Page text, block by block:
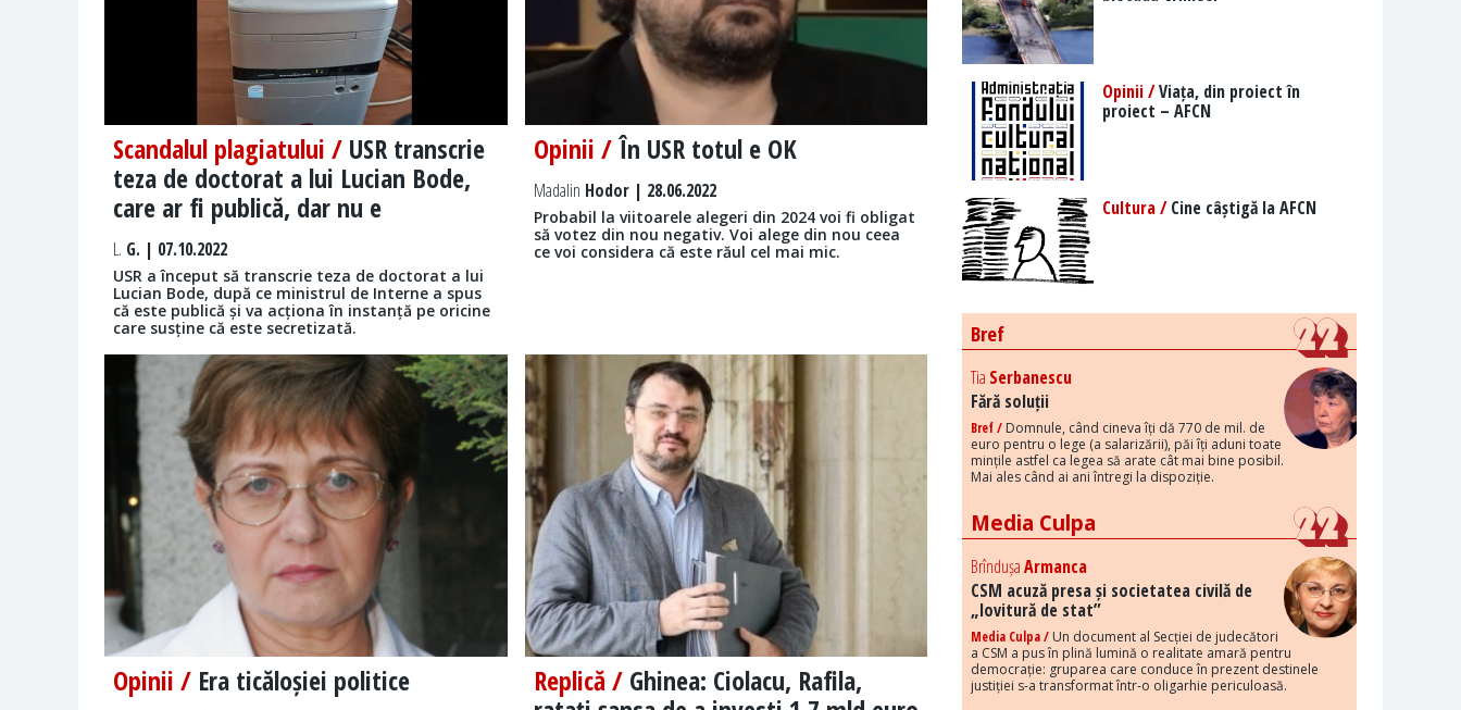
Scandalul plagiatului / USR transcrie
teza de doctorat a lui Lucian Bode,
care ar fi publică, dar nu e
L. G. | 07.10.2022
USR a început să transcrie teza de doctorat a lui
Lucian Bode, după ce ministrul de Interne a spus
că este publică și va acționa în instanță pe oricine
care susține că este secretizată.
Opinii /În USR totul e OK
Madalin Hodor | 28.06.2022
Probabil la viitoarele alegeri din 2024 voi fi obligat
să votez din nou negativ. Voi alege din nou ceea
ce voi considera că este răul cel mai mic.
Opinii / Era ticăloșiei politice Replică / Ghinea: Ciolacu, Rafila,
Opinii /Viața, din proiect în
proiect – AFCN
Cultura /Cine câștigă la AFCN
Bref
Tia Serbanescu
Fără soluții
Bref / Domnule, când cineva îți dă 770 de mil. de
euro pentru o lege (a salarizării), păi îți aduni toate
mințile astfel ca legea să arate cât mai bine posibil.
Mai ales când ai ani întregi la dispoziție.
Media Culpa
BrîndușaArmanca
CSM acuză presa și societatea civilă de
„lovitură de stat”
Media Culpa / Un document al Secției de judecători
a CSM a pus în plină lumină o realitate amară pentru
democrație: gruparea care conduce în prezent destinele
justiției s-a transformat într-o oligarhie periculoasă.